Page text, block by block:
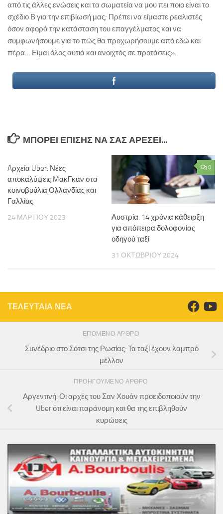
από τις άλλες ενώσεις και τα σωματεία να μου πει ποιο είναι το
σχέδιο Β για την επιβίωσή μας; Πρέπει να είμαστε ρεαλιστές
όσον αφορά την κατάσταση του επαγγέλματος και να
συμφωνήσουμε για το πώς θα προχωρήσουμε από εδώ και
πέρα… Είμαι όλος αυτιά και ανοιχτός σε προτάσεις».
ΜΠΟΡΕΊ ΕΠΊΣΗΣ ΝΑ ΣΑΣ ΑΡΈΣΕΙ...
Aρχεία Uber: Νέες
αποκαλύψεις MακΓκαν στα
κοινοβούλια Ολλανδίας και
Γαλλίας
24 ΜΑΡΤΊΟΥ 2023
0
Αυστρία: 14 χρόνια κάθειρξη
για απόπειρα δολοφονίας
οδηγού ταξί
31 ΟΚΤΩΒΡΊΟΥ 2024
ΤΕΛΕΥΤΑΙΑ ΝΕΑ
ΕΠΌΜΕΝΟ ΆΡΘΡΟ
Συνέδριο στο Σότσι της Ρωσίας: Τα ταξί έχουν λαμπρό
μέλλον
ΠΡΟΗΓΟΎΜΕΝΟ ΆΡΘΡΟ
Αργεντινή: Οι αρχές του Σαν Χουάν προειδοποιούν την
Uber ότι είναι παράνομη και θα της επιβληθούν
κυρώσεις